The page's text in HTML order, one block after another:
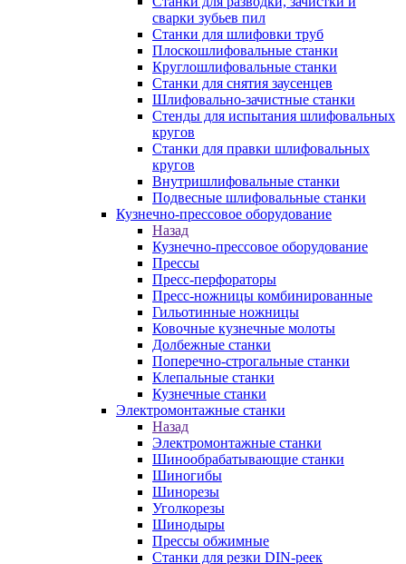
сварки зубьев пил
Станки для шлифовки труб
Плоскошлифовальные станки
Круглошлифовальные станки
Станки для снятия заусенцев
Шлифовально-зачистные станки
Стенды для испытания шлифовальных
кругов
Станки для правки шлифовальных
кругов
Внутришлифовальные станки
Подвесные шлифовальные станки
Кузнечно-прессовое оборудование
Назад
Кузнечно-прессовое оборудование
Прессы
Пресс-перфораторы
Пресс-ножницы комбинированные
Гильотинные ножницы
Ковочные кузнечные молоты
Долбежные станки
Поперечно-строгальные станки
Клепальные станки
Кузнечные станки
Электромонтажные станки
Назад
Электромонтажные станки
Шинообрабатывающие станки
Шиногибы
Шинорезы
Уголкорезы
Шинодыры
Прессы обжимные
Станки для резки DIN-реек